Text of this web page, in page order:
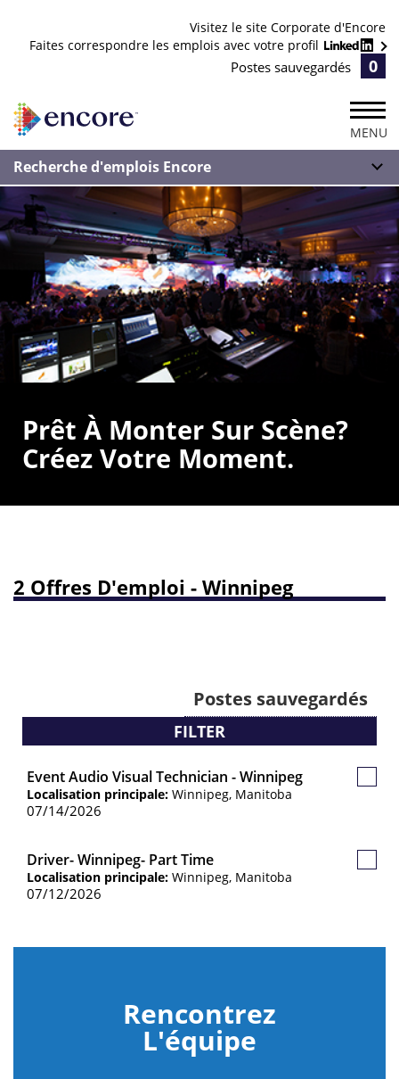
Visitez le site Corporate d'Encore
Faites correspondre les emplois avec votre profil
Postes sauvegardés 0
MENU
Recherche d'emplois Encore
Prêt À Monter Sur Scène?
Créez Votre Moment.
2 Offres D'emploi - Winnipeg
Postes sauvegardés
FILTER
Event Audio Visual Technician - Winnipeg
Localisation principale: Winnipeg, Manitoba
07/14/2026
Driver- Winnipeg- Part Time
Localisation principale: Winnipeg, Manitoba
07/12/2026
Rencontrez
L'équipe